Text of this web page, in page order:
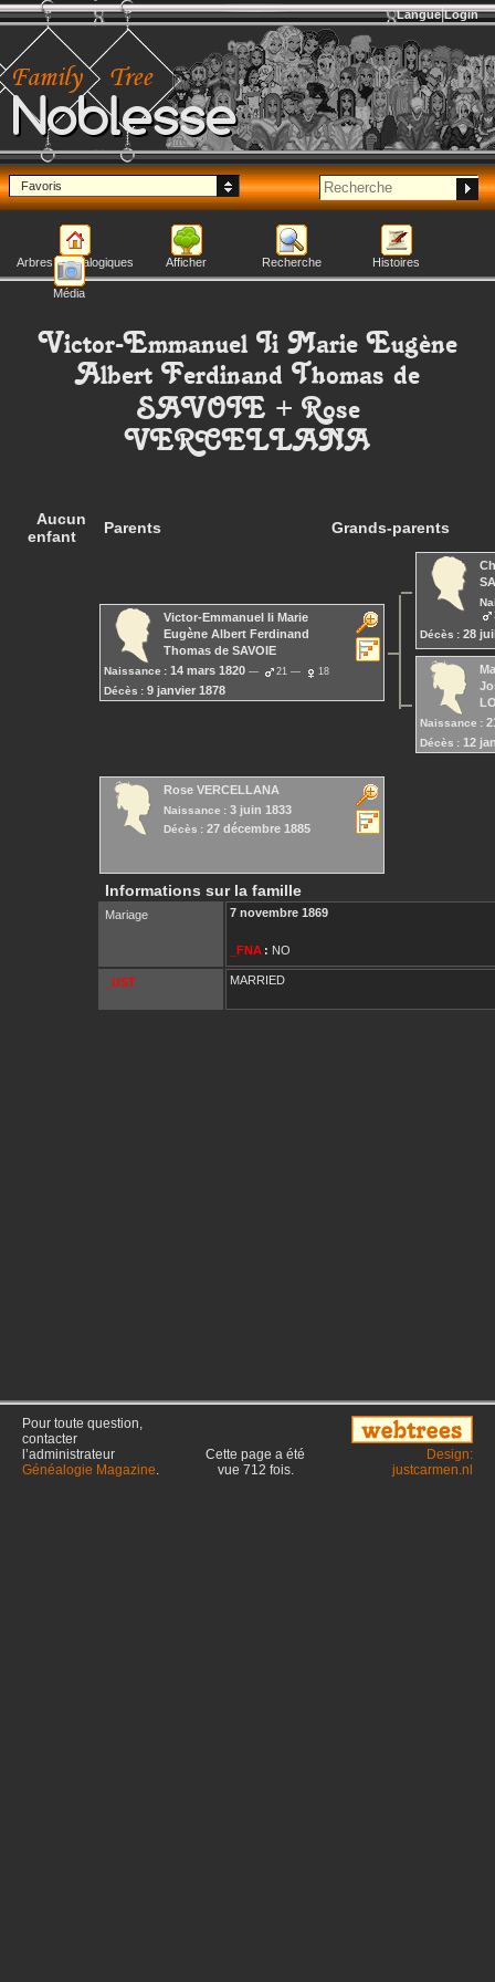
Noblesse
Langue Login
Favoris
Arbres généalogiques Afficher Recherche Histoires
Média
Victor-Emmanuel Ii Marie Eugène
Albert Ferdinand Thomas de
SAVOIE + Rose
VERCELLANA
Aucun
enfant
Parents Grands-parents
Victor-Emmanuel Ii Marie
Eugène Albert Ferdinand
Thomas de SAVOIE
Naissance : 14 mars 1820 21 18
Décès : 9 janvier 1878
Décès : 28
Naissance :
Décès : 12
Rose VERCELLANA
Naissance : 3 juin 1833
Décès : 27 décembre 1885
Informations sur la famille
Mariage 7 novembre 1869
_FNA : NO
_UST MARRIED
Pour toute question,
contacter
l’administrateur
Généalogie Magazine.
Cette page a été
vue 712 fois.
Design:
justcarmen.nl